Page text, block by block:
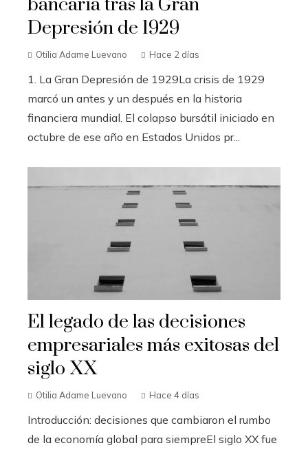
bancaria tras la Gran
Depresión de 1929
Otilia Adame Luevano Hace 2 días
1. La Gran Depresión de 1929La crisis de 1929
marcó un antes y un después en la historia
financiera mundial. El colapso bursátil iniciado en
octubre de ese año en Estados Unidos pr...
El legado de las decisiones
empresariales más exitosas del
siglo XX
Otilia Adame Luevano Hace 4 días
Introducción: decisiones que cambiaron el rumbo
de la economía global para siempreEl siglo XX fue